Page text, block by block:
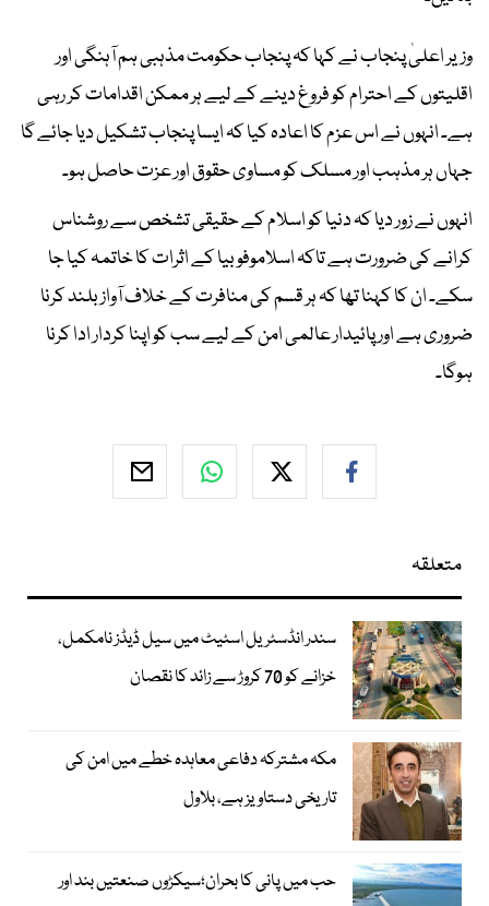
وزیر اعلیٰ پنجاب نے کہا کہ پنجاب حکومت مذہبی ہم آہنگی اور
اقلیتوں کے احترام کو فروغ دینے کے لیے ہر ممکن اقدامات کر رہی
ہے۔ انہوں نے اس عزم کا اعادہ کیا کہ ایسا پنجاب تشکیل دیا جائے گا
جہاں ہر مذہب اور مسلک کو مساوی حقوق اور عزت حاصل ہو۔
انہوں نے زور دیا کہ دنیا کو اسلام کے حقیقی تشخص سے روشناس
کرانے کی ضرورت ہے تاکہ اسلاموفوبیا کے اثرات کا خاتمہ کیا جا
سکے۔ ان کا کہنا تھا کہ ہر قسم کی منافرت کے خلاف آواز بلند کرنا
ضروری ہے اور پائیدار عالمی امن کے لیے سب کو اپنا کردار ادا کرنا
ہوگا۔
متعلقہ
سندر انڈسٹریل اسٹیٹ میں سیل ڈیڈز نامکمل،
خزانے کو 70 کروڑ سے زائد کا نقصان
مکہ مشترکہ دفاعی معاہدہ خطے میں امن کی
تاریخی دستاویز ہے، بلاول
حب میں پانی کا بحران؛سیکڑوں صنعتیں بند اور